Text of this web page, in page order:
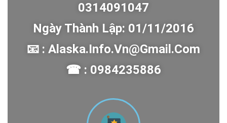
0314091047
Ngày Thành Lập: 01/11/2016
📧 : Alaska.info.vn@gmail.com
☎ : 0984235886